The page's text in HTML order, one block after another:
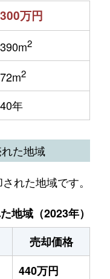
300万円
390m2
72m2
40年
た地域
れた地域です。
地域（2023年）
売却価格
440万円